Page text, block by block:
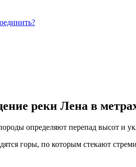
реки Лена в
определяют перепад высот и
горы, по которым стекают